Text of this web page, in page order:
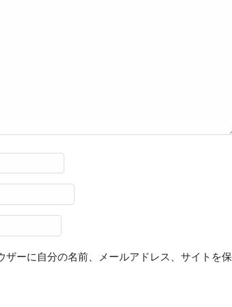
ーに自分の名前、メールアドレス、サイトを保